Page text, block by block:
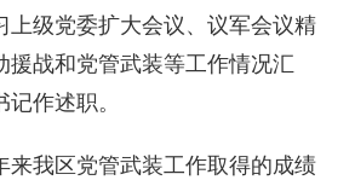
上级党委扩大会议、议军会议精
援战和党管武装等工作情况汇
作述职。
来我区党管武装工作取得的成绩